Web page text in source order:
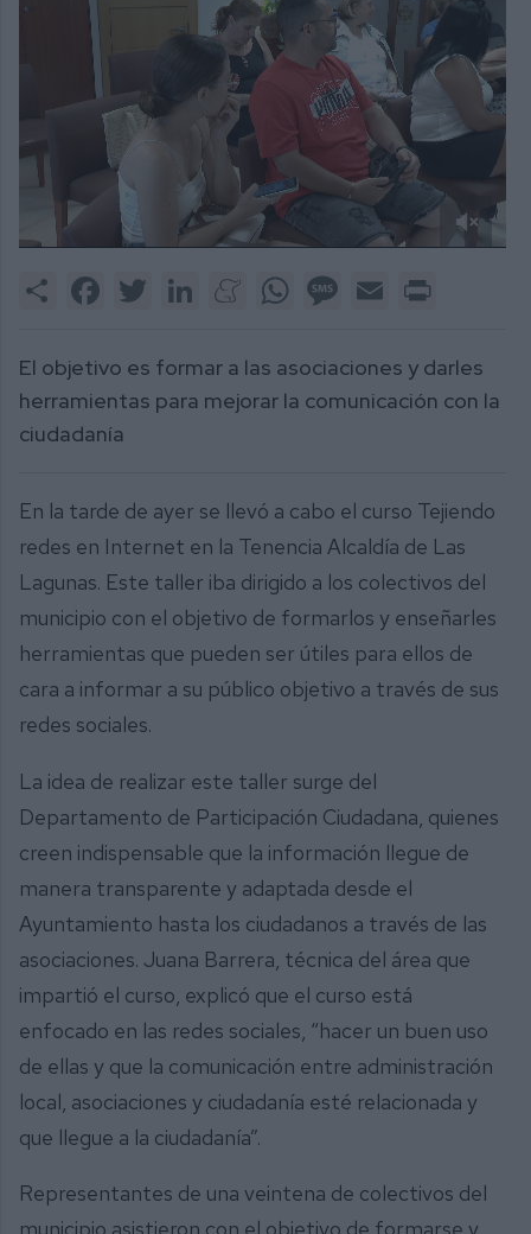
1
Share FacebookTwitter LinkedInMeneameWhatsAppMessage
Email
El objetivo es formar a las asociaciones y darles
herramientas para mejorar la comunicación con la
ciudadanía
En la tarde de ayer se llevó a cabo el curso Tejiendo
redes en Internet en la Tenencia Alcaldía de Las
Lagunas. Este taller iba dirigido a los colectivos del
municipio con el objetivo de formarlos y enseñarles
herramientas que pueden ser útiles para ellos de
cara a informar a su público objetivo a través de sus
redes sociales.
La idea de realizar este taller surge del
Departamento de Participación Ciudadana, quienes
creen indispensable que la información llegue de
manera transparente y adaptada desde el
Ayuntamiento hasta los ciudadanos a través de las
asociaciones. Juana Barrera, técnica del área que
impartió el curso, explicó que el curso está
enfocado en las redes sociales, “hacer un buen uso
de ellas y que la comunicación entre administración
local, asociaciones y ciudadanía esté relacionada y
que llegue a la ciudadanía”.
Representantes de una veintena de colectivos del